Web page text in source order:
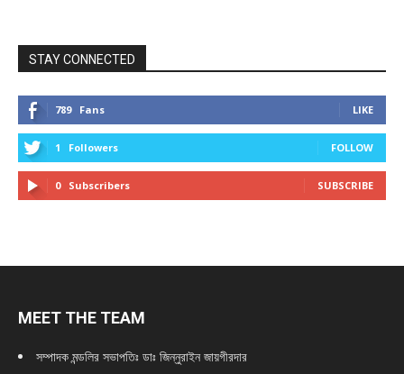
STAY CONNECTED
789 Fans LIKE
1 Followers FOLLOW
0 Subscribers SUBSCRIBE
MEET THE TEAM
সম্পাদক মন্ডলির সভাপতিঃ ডাঃ জিন্নুরাইন জায়গীরদার